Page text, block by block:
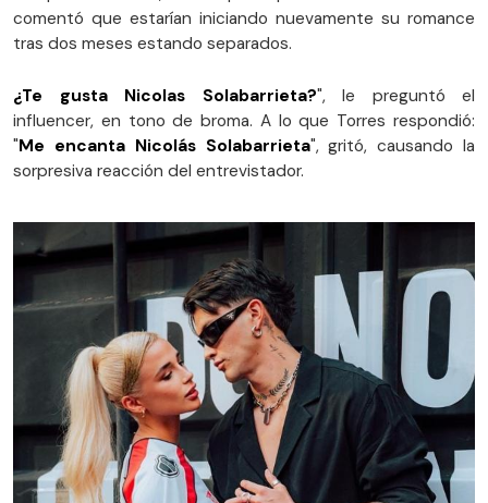
comentó que estarían iniciando nuevamente su romance
tras dos meses estando separados.
¿Te gusta Nicolas Solabarrieta?", le preguntó el
influencer, en tono de broma. A lo que Torres respondió:
"Me encanta Nicolás Solabarrieta", gritó, causando la
sorpresiva reacción del entrevistador.